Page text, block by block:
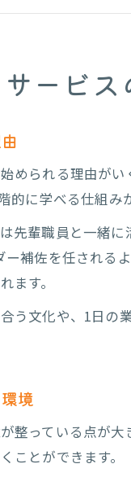
デイサービス求人
用で見える安心職
ビス採用で重視し
ス採用で確認す
デイサービス求人
ス職場選びで大
課後等デイサービ
ビス求人探しに役
イサービス求人
等デイサービスに
ス採用のWEB面接
放課後等デイサービ
ビスで子育てと両
課後等デイサービ
ービス
られる理由が
に学べる仕組み
先輩職員と一緒
補佐を任され
ます。
文化や、1日の
境
っている点が
ことができます。